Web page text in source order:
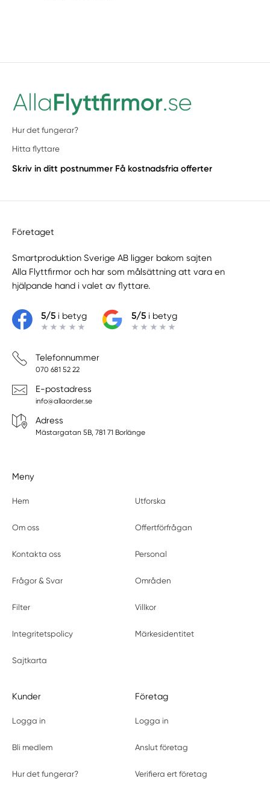
Hur det fungerar?
Hitta flyttare
Skriv in ditt postnummer Få kostnadsfria offerter
Företaget
Smartproduktion Sverige AB ligger bakom sajten
Alla Flyttfirmor och har som målsättning att vara en
hjälpande hand i valet av flyttare.
5/5i betyg 5/5i betyg
Telefonnummer
070 681 52 22
E-postadress
info@allaorder.se
Adress
Mästargatan 5B, 781 71 Borlänge
Meny
Hem Utforska
Om oss Offertförfrågan
Kontakta oss Personal
Frågor & Svar Områden
Filter Villkor
Integritetspolicy Märkesidentitet
Sajtkarta
Kunder
Logga in
Bli medlem
Hur det fungerar?
Företag
Logga in
Anslut företag
Verifiera ert företag